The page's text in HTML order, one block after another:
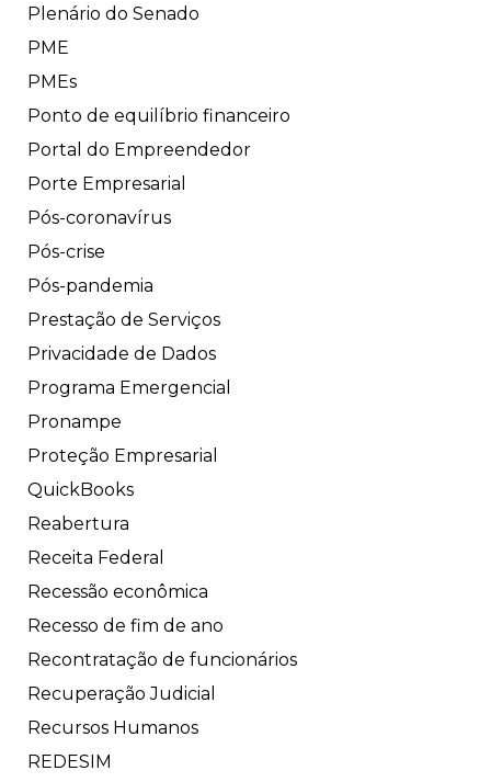
Plenário do Senado
PME
PMEs
Ponto de equilíbrio financeiro
Portal do Empreendedor
Porte Empresarial
Pós-coronavírus
Pós-crise
Pós-pandemia
Prestação de Serviços
Privacidade de Dados
Programa Emergencial
Pronampe
Proteção Empresarial
QuickBooks
Reabertura
Receita Federal
Recessão econômica
Recesso de fim de ano
Recontratação de funcionários
Recuperação Judicial
Recursos Humanos
REDESIM